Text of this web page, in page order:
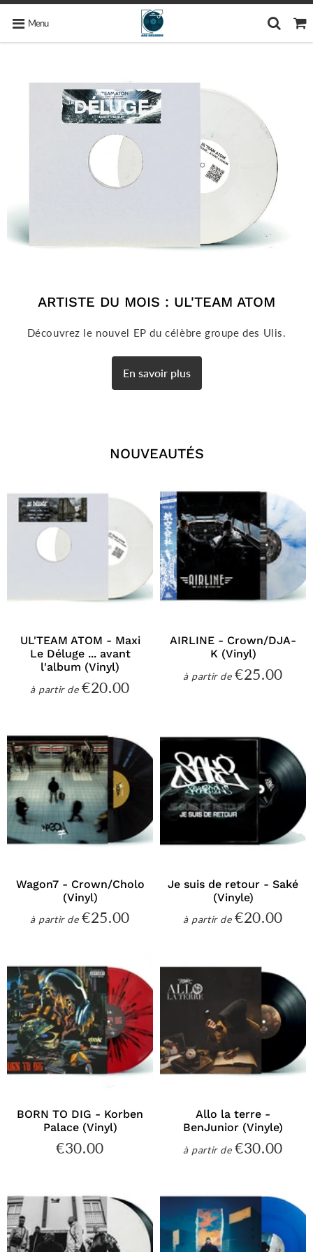
Menu
ARTISTE DU MOIS : UL'TEAM ATOM
Découvrez le nouvel EP du célèbre groupe des Ulis.
En savoir plus
NOUVEAUTÉS
UL'TEAM ATOM - Maxi
Le Déluge ... avant
l'album (Vinyl)
à partir dePrix
€20.00
AIRLINE - Crown/DJA-
K (Vinyl)
à partir dePrix
€25.00
Wagon7 - Crown/Cholo
(Vinyl)
à partir dePrix
€25.00
Je suis de retour - Saké
(Vinyle)
à partir dePrix
€20.00
BORN TO DIG - Korben
Palace (Vinyl)
Prix
€30.00
Allo la terre -
BenJunior (Vinyle)
à partir dePrix
€30.00